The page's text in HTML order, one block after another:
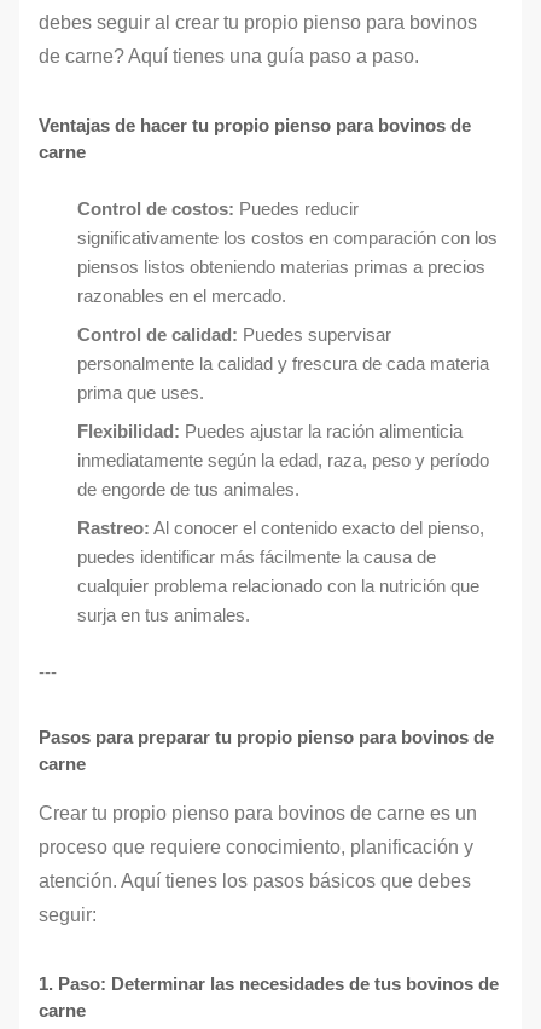
debes seguir al crear tu propio pienso para bovinos
de carne? Aquí tienes una guía paso a paso.
Ventajas de hacer tu propio pienso para bovinos de
carne
Control de costos: Puedes reducir
significativamente los costos en comparación con los
piensos listos obteniendo materias primas a precios
razonables en el mercado.
Control de calidad: Puedes supervisar
personalmente la calidad y frescura de cada materia
prima que uses.
Flexibilidad: Puedes ajustar la ración alimenticia
inmediatamente según la edad, raza, peso y período
de engorde de tus animales.
Rastreo: Al conocer el contenido exacto del pienso,
puedes identificar más fácilmente la causa de
cualquier problema relacionado con la nutrición que
surja en tus animales.
---
Pasos para preparar tu propio pienso para bovinos de
carne
Crear tu propio pienso para bovinos de carne es un
proceso que requiere conocimiento, planificación y
atención. Aquí tienes los pasos básicos que debes
seguir:
1. Paso: Determinar las necesidades de tus bovinos de
carne